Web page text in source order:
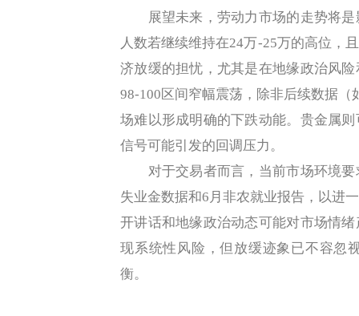
展望未来，劳动力市场的走势将是
人数若继续维持在24万-25万的高位，
济放缓的担忧，尤其是在地缘政治风
98-100区间窄幅震荡，除非后续数据
场难以形成明确的下跌动能。贵金属
信号可能引发的回调压力。
对于交易者而言，当前市场环境要
失业金数据和6月非农就业报告，以进
开讲话和地缘政治动态可能对市场情
现系统性风险，但放缓迹象已不容忽
衡。